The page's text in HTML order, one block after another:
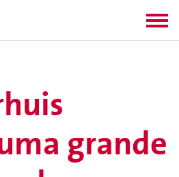
grande